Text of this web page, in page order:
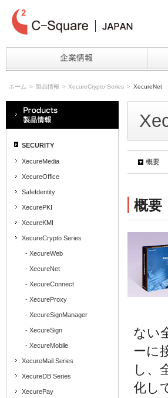
ホーム > 製品情報 > XecureCrypto Series > XecureNet
SECURITY
XecureMedia
XecureOffice
SafeIdentity
XecurePKI
XecureKMI
XecureCrypto Series
- XecureWeb
- XecureNet
- XecureConnect
- XecureProxy
- XecureSignManager
- XecureSign
- XecureMobile
XecureMail Series
XecureDB Series
XecurePay
概要
概要
ない
ーに
し、
化し